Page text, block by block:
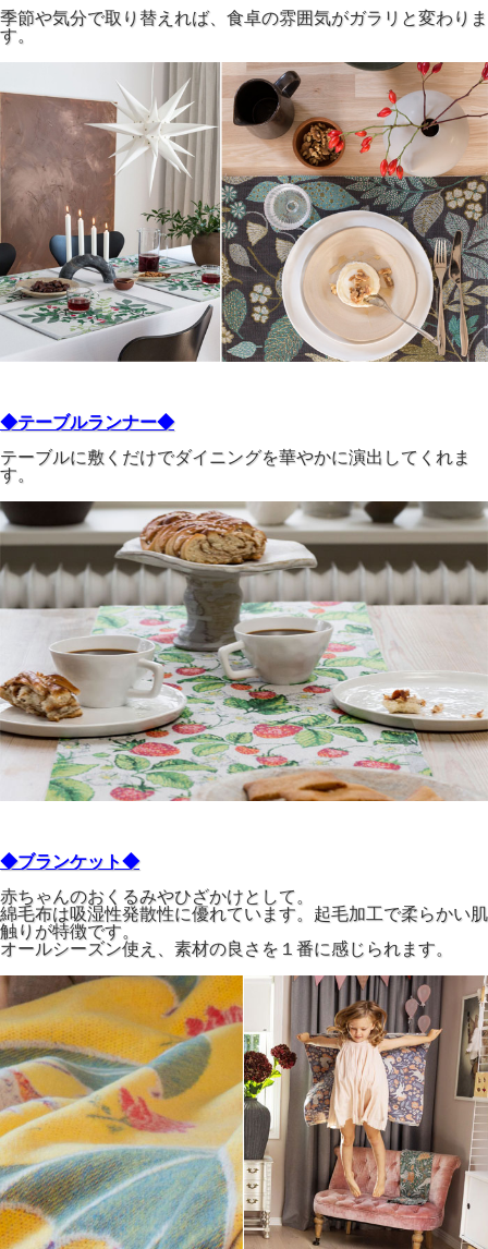
季節や気分で取り替えれば、食卓の雰囲気がガラリと変わりま
す。
◆テーブルランナー◆
テーブルに敷くだけでダイニングを華やかに演出してくれま
す。
◆ブランケット◆
赤ちゃんのおくるみやひざかけとして。
綿毛布は吸湿性発散性に優れています。起毛加工で柔らかい肌
触りが特徴です。
オールシーズン使え、素材の良さを１番に感じられます。